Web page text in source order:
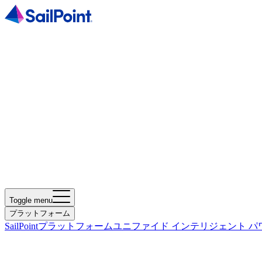
Toggle menu
プラットフォーム
SailPointプラットフォームユニファイド インテリジェント パ